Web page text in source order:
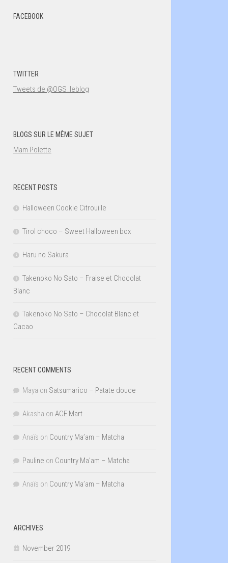
FACEBOOK
TWITTER
Tweets de @OGS_leblog
BLOGS SUR LE MÊME SUJET
Mam Polette
RECENT POSTS
Halloween Cookie Citrouille
Tirol choco – Sweet Halloween box
Haru no Sakura
Takenoko No Sato – Fraise et Chocolat
Blanc
Takenoko No Sato – Chocolat Blanc et
Cacao
RECENT COMMENTS
Maya on Satsumarico – Patate douce
Akasha on ACE Mart
Anaïs on Country Ma’am – Matcha
Pauline on Country Ma’am – Matcha
Anaïs on Country Ma’am – Matcha
ARCHIVES
November 2019